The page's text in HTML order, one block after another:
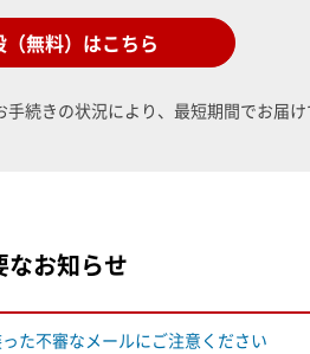
（無料）はこちら
手続きの状況により、最短期間でお届
なお知らせ
た不審なメールにご注意ください